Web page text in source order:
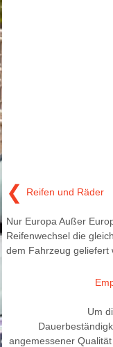
❮ Reifen und Räder
Nur Europa Außer
Reifenwechsel die
dem Fahrzeug geliefert
Um
angemessener